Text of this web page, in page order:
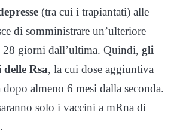
(tra cui i trapiantati) alle
di somministrare un’ulteriore
28 giorni dall’ultima. Quindi, gli
Rsa, la cui dose aggiuntiva
dopo almeno 6 mesi dalla seconda.
solo i vaccini a mRna di
.